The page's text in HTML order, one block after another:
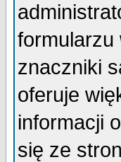
formularzu
znaczniki
oferuje
informacji
się ze